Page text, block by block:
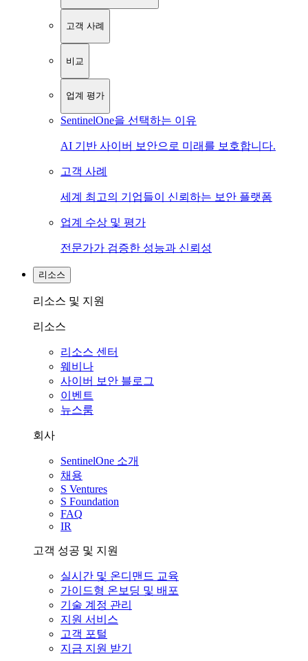
고객 사례
비교
업계 평가
SentinelOne을 선택하는 이유
AI 기반 사이버 보안으로 미래를 보호합니다.
고객 사례
세계 최고의 기업들이 신뢰하는 보안 플랫폼
업계 수상 및 평가
전문가가 검증한 성능과 신뢰성
리소스
리소스 및 지원
리소스
리소스 센터
웨비나
사이버 보안 블로그
이벤트
뉴스룸
회사
SentinelOne 소개
채용
S Ventures
S Foundation
FAQ
IR
고객 성공 및 지원
실시간 및 온디맨드 교육
가이드형 온보딩 및 배포
기술 계정 관리
지원 서비스
고객 포털
지금 지원 받기